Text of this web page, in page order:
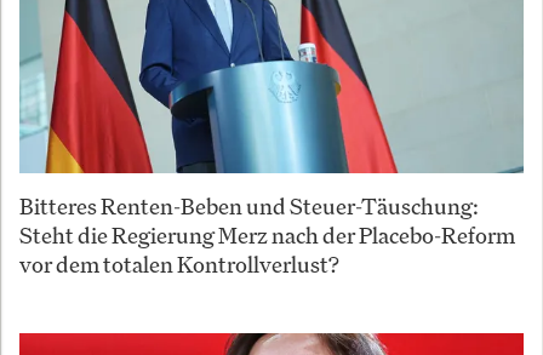
Bitteres Renten-Beben und Steuer-Täuschung:
Steht die Regierung Merz nach der Placebo-Reform
vor dem totalen Kontrollverlust?